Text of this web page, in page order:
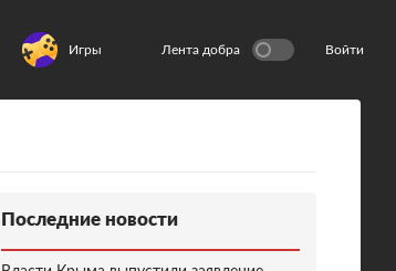
Игры Лента добра Войти
Последние новости